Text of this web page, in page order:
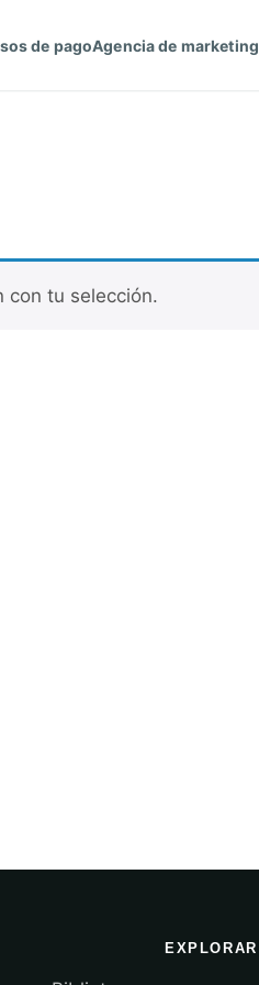
de pagoAgencia de marketing
con tu selección.
EXPLORAR